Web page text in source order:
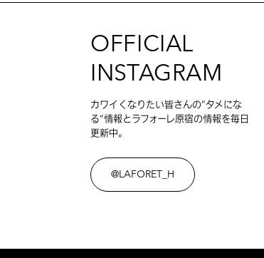
OFFICIAL
INSTAGRAM
カワイくなりたい皆さんの”タメにな
る”情報とラフォーレ原宿の情報を毎日
更新中。
@LAFORET_H